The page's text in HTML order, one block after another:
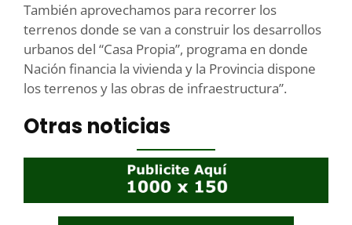
También aprovechamos para recorrer los
terrenos donde se van a construir los desarrollos
urbanos del “Casa Propia”, programa en donde
Nación financia la vivienda y la Provincia dispone
los terrenos y las obras de infraestructura”.
Otras noticias